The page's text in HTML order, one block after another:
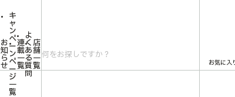
お
知
ら
せ
キ
ャ
ン
ペ
ー
ン
ペ
ー
ジ
一
覧
連
載
一
覧
よ
く
あ
る
質
問
店
舗
一
覧
お気に入